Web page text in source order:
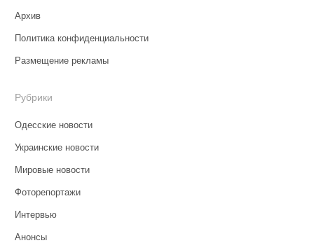
Архив
Политика конфиденциальности
Размещение рекламы
Рубрики
Одесские новости
Украинские новости
Мировые новости
Фоторепортажи
Интервью
Анонсы